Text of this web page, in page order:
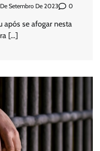
Setembro De 2023 0
se afogar nesta
[…]